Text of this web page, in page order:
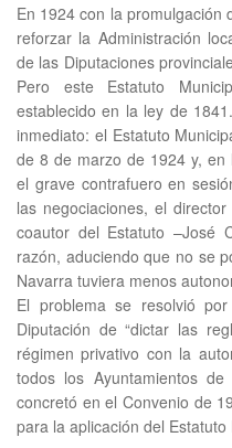
En 1924 con la promulgación
reforzar la Administración
de las Diputaciones
Pero este Estatuto
establecido en la ley de
inmediato: el Estatuto
de 8 de marzo de 1924 y,
el grave contrafuero en
las negociaciones, el
coautor del Estatuto –José
razón, aduciendo que no se
Navarra tuviera menos
El problema se resolvió
Diputación de “dictar las
régimen privativo con la
todos los Ayuntamientos
concretó en el Convenio de
para la aplicación del